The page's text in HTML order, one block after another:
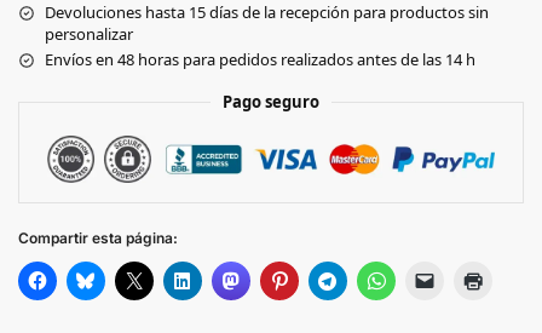
Devoluciones hasta 15 días de la recepción para productos sin
personalizar
Envíos en 48 horas para pedidos realizados antes de las 14 h
Pago seguro
Compartir esta página: